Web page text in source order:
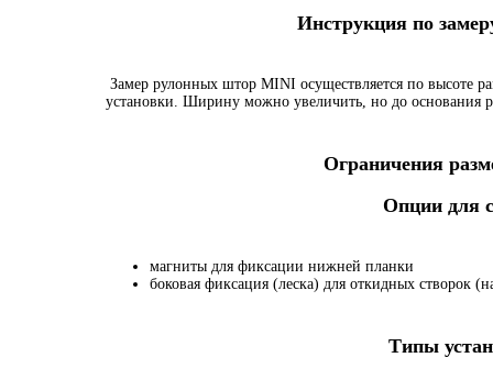
Инструкция по
Замер рулонных штор MINI осуществляется по высоте
установки. Ширину можно увеличить, но до основания
Ограничения
Опции для
магниты для фиксации нижней планки
боковая фиксация (леска) для откидных створок
Типы